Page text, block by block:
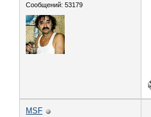
Сообщений: 53179
MSF